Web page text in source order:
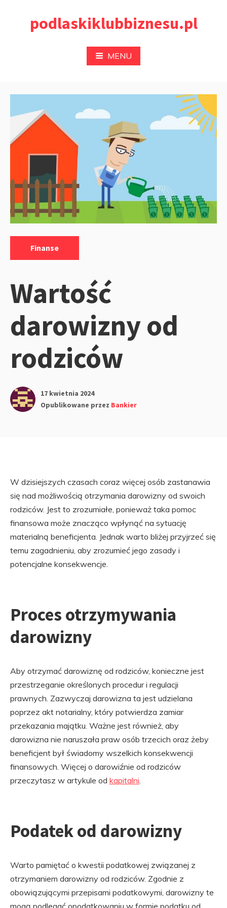
podlaskiklubbiznesu.pl
MENU
Finanse
Wartość
darowizny od
rodziców
17 kwietnia 2024
Opublikowane przez Bankier
W dzisiejszych czasach coraz więcej osób zastanawia
się nad możliwością otrzymania darowizny od swoich
rodziców. Jest to zrozumiałe, ponieważ taka pomoc
finansowa może znacząco wpłynąć na sytuację
materialną beneficjenta. Jednak warto bliżej przyjrzeć się
temu zagadnieniu, aby zrozumieć jego zasady i
potencjalne konsekwencje.
Proces otrzymywania
darowizny
Aby otrzymać darowiznę od rodziców, konieczne jest
przestrzeganie określonych procedur i regulacji
prawnych. Zazwyczaj darowizna ta jest udzielana
poprzez akt notarialny, który potwierdza zamiar
przekazania majątku. Ważne jest również, aby
darowizna nie naruszała praw osób trzecich oraz żeby
beneficjent był świadomy wszelkich konsekwencji
finansowych. Więcej o darowiźnie od rodziców
przeczytasz w artykule od kapitalni.
Podatek od darowizny
Warto pamiętać o kwestii podatkowej związanej z
otrzymaniem darowizny od rodziców. Zgodnie z
obowiązującymi przepisami podatkowymi, darowizny te
mogą podlegać opodatkowaniu w formie podatku od